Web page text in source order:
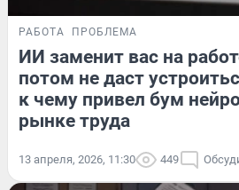
РАБОТА ПРОБЛЕМА
ИИ заменит вас на
потом не даст
к чему привел бум
рынке труда
13 апреля, 2026, 11:30 449